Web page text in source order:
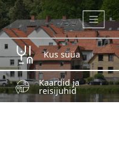
Kus süüa
Kaardid ja
reisijuhid